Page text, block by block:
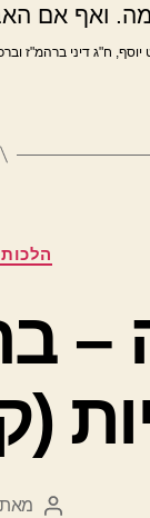
ואף אם
יוסף, ח"ג דיני ברהמ"ז
–
המחבר
מאת